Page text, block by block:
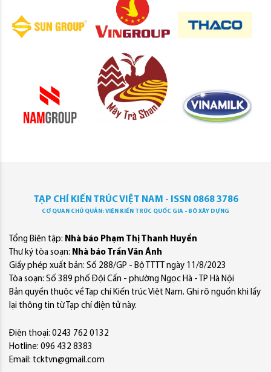
TẠP CHÍ KIẾN TRÚC VIỆT NAM - ISSN 0868 3786
CƠ QUAN CHỦ QUẢN: VIỆN KIẾN TRÚC QUỐC GIA - BỘ XÂY DỰNG
Tổng Biên tập: Nhà báo Phạm Thị Thanh Huyền
Thư ký tòa soạn: Nhà báo Trần Văn Ánh
Giấy phép xuất bản: Số 288/GP - Bộ TTTT ngày 11/8/2023
Tòa soạn: Số 389 phố Đội Cấn - phường Ngọc Hà - TP Hà Nội
Bản quyền thuộc về Tạp chí Kiến trúc Việt Nam. Ghi rõ nguồn khi lấy
lại thông tin từ Tạp chí điện tử này.
Điện thoại: 0243 762 0132
Hotline: 096 432 8383
Email: tcktvn@gmail.com